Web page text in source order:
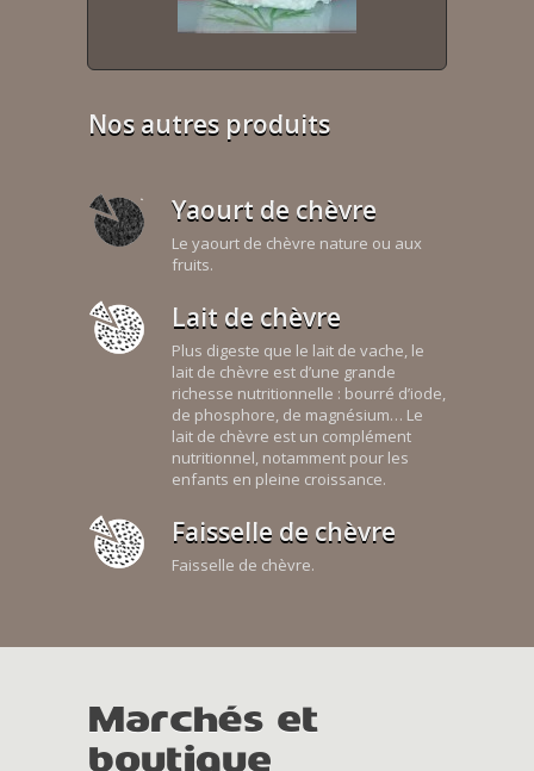
Nos autres produits
Yaourt de chèvre
Le yaourt de chèvre nature ou aux
fruits.
Lait de chèvre
Plus digeste que le lait de vache, le
lait de chèvre est d’une grande
richesse nutritionnelle : bourré d’iode,
de phosphore, de magnésium… Le
lait de chèvre est un complément
nutritionnel, notamment pour les
enfants en pleine croissance.
Faisselle de chèvre
Faisselle de chèvre.
Marchés et
boutique